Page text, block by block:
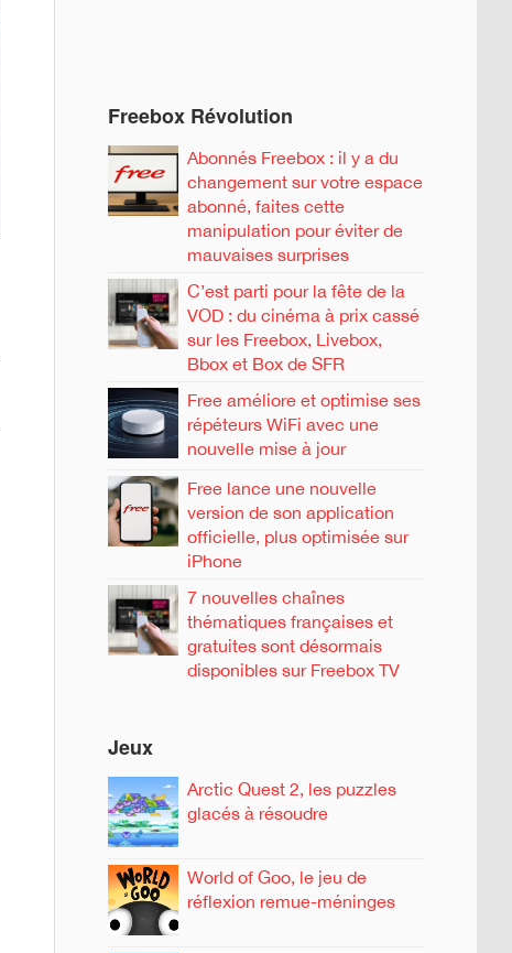
Freebox Révolution
Abonnés Freebox : il y a du
changement sur votre espace
abonné, faites cette
manipulation pour éviter de
mauvaises surprises
C’est parti pour la fête de la
VOD : du cinéma à prix cassé
sur les Freebox, Livebox,
Bbox et Box de SFR
Free améliore et optimise ses
répéteurs WiFi avec une
nouvelle mise à jour
Free lance une nouvelle
version de son application
officielle, plus optimisée sur
iPhone
7 nouvelles chaînes
thématiques françaises et
gratuites sont désormais
disponibles sur Freebox TV
Jeux
Arctic Quest 2, les puzzles
glacés à résoudre
World of Goo, le jeu de
réflexion remue-méninges